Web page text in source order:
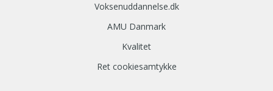
Voksenuddannelse.dk
AMU Danmark
Kvalitet
Ret cookiesamtykke